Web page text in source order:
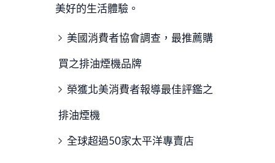
美好的生活體驗。
美國消費者協會調查，最推薦購
買之排油煙機品牌
榮獲北美消費者報導最佳評鑑之
排油煙機
全球超過50家太平洋專賣店